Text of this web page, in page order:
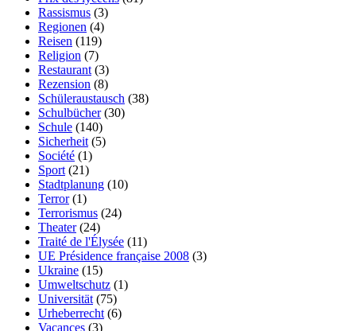
Rassismus (3)
Regionen (4)
Reisen (119)
Religion (7)
Restaurant (3)
Rezension (8)
Schüleraustausch (38)
Schulbücher(30)
Schule (140)
Sicherheit (5)
Société (1)
Sport (21)
Stadtplanung (10)
Terror(1)
Terrorismus (24)
Theater(24)
Traité de l'Élysée (11)
UE Présidence française 2008 (3)
Ukraine (15)
Umweltschutz (1)
Universität (75)
Urheberrecht (6)
Vacances (3)